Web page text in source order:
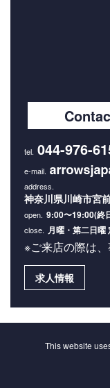
044-976-
神奈川県川崎市宮
9:00〜19:00(終
月曜・第二日曜
※ご来店の際は
求人情報
Copyright ©
This website